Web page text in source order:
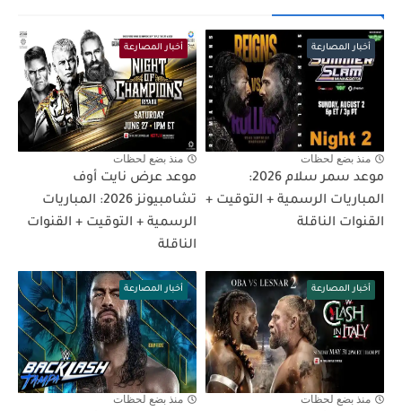
أخبار المصارعة
منذ بضع لحظات
موعد سمر سلام 2026:
المباريات الرسمية + التوقيت +
القنوات الناقلة
أخبار المصارعة
منذ بضع لحظات
موعد عرض نايت أوف
تشامبيونز 2026: المباريات
الرسمية + التوقيت + القنوات
الناقلة
أخبار المصارعة
منذ بضع لحظات
أخبار المصارعة
منذ بضع لحظات